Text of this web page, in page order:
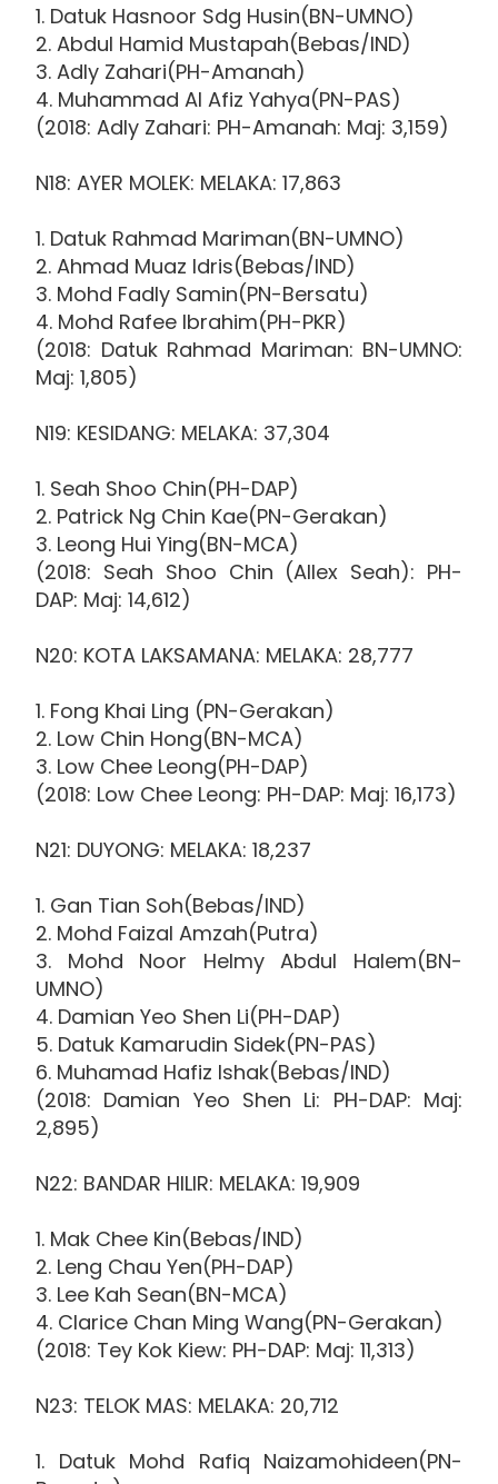
1. Datuk Hasnoor Sdg Husin(BN-UMNO)
2. Abdul Hamid Mustapah(Bebas/IND)
3. Adly Zahari(PH-Amanah)
4. Muhammad Al Afiz Yahya(PN-PAS)
(2018: Adly Zahari: PH-Amanah: Maj: 3,159)
N18: AYER MOLEK: MELAKA: 17,863
1. Datuk Rahmad Mariman(BN-UMNO)
2. Ahmad Muaz Idris(Bebas/IND)
3. Mohd Fadly Samin(PN-Bersatu)
4. Mohd Rafee Ibrahim(PH-PKR)
(2018: Datuk Rahmad Mariman: BN-UMNO:
Maj: 1,805)
N19: KESIDANG: MELAKA: 37,304
1. Seah Shoo Chin(PH-DAP)
2. Patrick Ng Chin Kae(PN-Gerakan)
3. Leong Hui Ying(BN-MCA)
(2018: Seah Shoo Chin (Allex Seah): PH-
DAP: Maj: 14,612)
N20: KOTA LAKSAMANA: MELAKA: 28,777
1. Fong Khai Ling (PN-Gerakan)
2. Low Chin Hong(BN-MCA)
3. Low Chee Leong(PH-DAP)
(2018: Low Chee Leong: PH-DAP: Maj: 16,173)
N21: DUYONG: MELAKA: 18,237
1. Gan Tian Soh(Bebas/IND)
2. Mohd Faizal Amzah(Putra)
3. Mohd Noor Helmy Abdul Halem(BN-
UMNO)
4. Damian Yeo Shen Li(PH-DAP)
5. Datuk Kamarudin Sidek(PN-PAS)
6. Muhamad Hafiz Ishak(Bebas/IND)
(2018: Damian Yeo Shen Li: PH-DAP: Maj:
2,895)
N22: BANDAR HILIR: MELAKA: 19,909
1. Mak Chee Kin(Bebas/IND)
2. Leng Chau Yen(PH-DAP)
3. Lee Kah Sean(BN-MCA)
4. Clarice Chan Ming Wang(PN-Gerakan)
(2018: Tey Kok Kiew: PH-DAP: Maj: 11,313)
N23: TELOK MAS: MELAKA: 20,712
1. Datuk Mohd Rafiq Naizamohideen(PN-